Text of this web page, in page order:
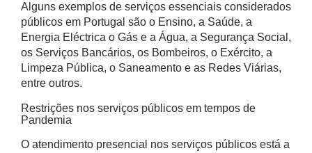
Alguns exemplos de serviços essenciais considerados
públicos em Portugal são o Ensino, a Saúde, a
Energia Eléctrica o Gás e a Água, a Segurança Social,
os Serviços Bancários, os Bombeiros, o Exército, a
Limpeza Pública, o Saneamento e as Redes Viárias,
entre outros.
Restrições nos serviços públicos em tempos de
Pandemia
O atendimento presencial nos serviços públicos está a